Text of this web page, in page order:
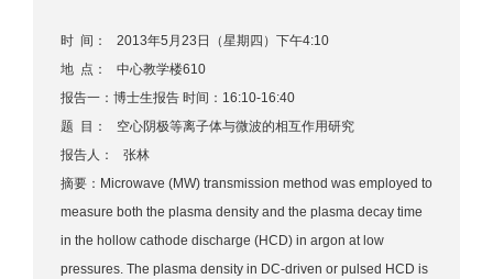
时 间： 2013年5月23日（星期四）下午4:10
地 点： 中心教学楼610
报告一：博士生报告 时间：16:10-16:40
题 目： 空心阴极等离子体与微波的相互作用研究
报告人： 张林
摘要：Microwave (MW) transmission method was employed to
measure both the plasma density and the plasma decay time
in the hollow cathode discharge (HCD) in argon at low
pressures. The plasma density in DC-driven or pulsed HCD is